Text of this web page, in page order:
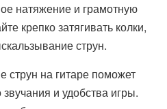
натяжение и грамотную
крепко затягивать колки,
струн.
струн на гитаре поможет
и удобства игры.